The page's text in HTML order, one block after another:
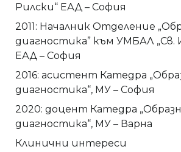
Рилски“ ЕАД – София
2011: Началник Отделение
диагностика” към УМБАЛ „Св.
ЕАД – София
2016: асистент Катедра
диагностика“, МУ – София
2020: доцент Катедра
диагностика“, МУ – Варна
Клинични интереси